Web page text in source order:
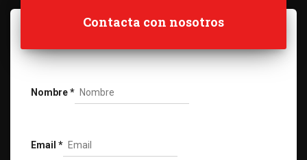
Contacta con nosotros
Nombre*
Email *